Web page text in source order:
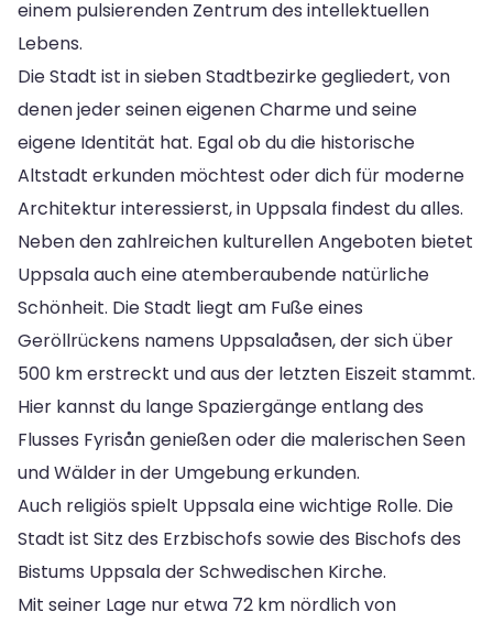
einem pulsierenden Zentrum des intellektuellen
Lebens.
Die Stadt ist in sieben Stadtbezirke gegliedert, von
denen jeder seinen eigenen Charme und seine
eigene Identität hat. Egal ob du die historische
Altstadt erkunden möchtest oder dich für moderne
Architektur interessierst, in Uppsala findest du alles.
Neben den zahlreichen kulturellen Angeboten bietet
Uppsala auch eine atemberaubende natürliche
Schönheit. Die Stadt liegt am Fuße eines
Geröllrückens namens Uppsalaåsen, der sich über
500 km erstreckt und aus der letzten Eiszeit stammt.
Hier kannst du lange Spaziergänge entlang des
Flusses Fyrisån genießen oder die malerischen Seen
und Wälder in der Umgebung erkunden.
Auch religiös spielt Uppsala eine wichtige Rolle. Die
Stadt ist Sitz des Erzbischofs sowie des Bischofs des
Bistums Uppsala der Schwedischen Kirche.
Mit seiner Lage nur etwa 72 km nördlich von